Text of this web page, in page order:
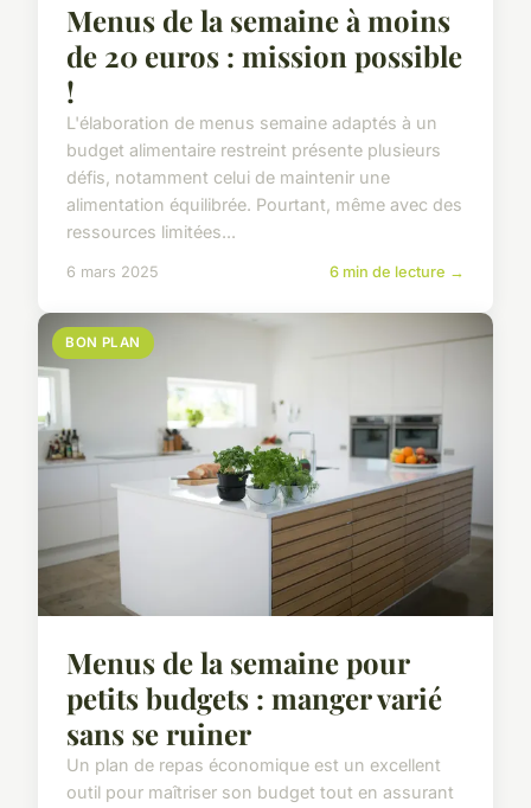
Menus de la semaine à moins
de 20 euros : mission possible
!
L'élaboration de menus semaine adaptés à un
budget alimentaire restreint présente plusieurs
défis, notamment celui de maintenir une
alimentation équilibrée. Pourtant, même avec des
ressources limitées...
6 mars 2025 6 min de lecture →
BON PLAN
Menus de la semaine pour
petits budgets : manger varié
sans se ruiner
Un plan de repas économique est un excellent
outil pour maîtriser son budget tout en assurant